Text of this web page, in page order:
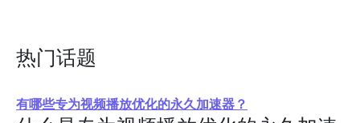
热门话题
有哪些专为视频播放优化的永久加速器？